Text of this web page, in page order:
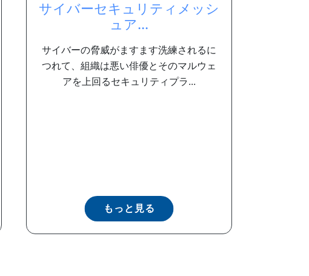
サイバーセキュリティメッシ
ュア...
サイバーの脅威がますます洗練されるに
つれて、組織は悪い俳優とそのマルウェ
アを上回るセキュリティプラ...
もっと見る